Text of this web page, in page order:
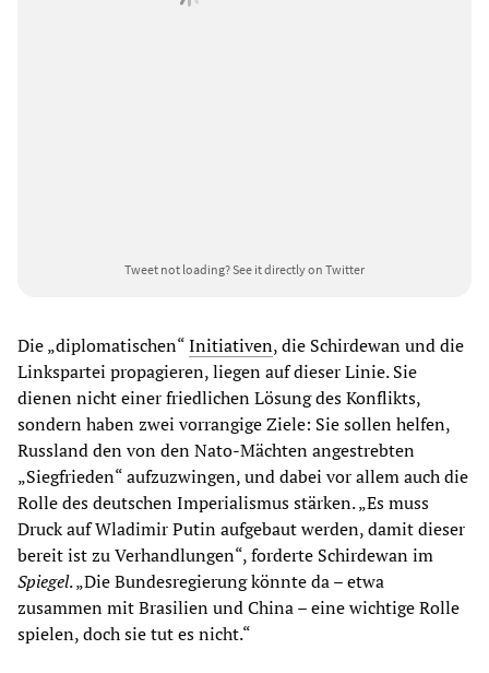
Tweet not loading?See it directly on Twitter
Die „diplomatischen“Initiativen, die Schirdewan und die
Linkspartei propagieren, liegen auf dieser Linie. Sie
dienen nicht einer friedlichen Lösung des Konflikts,
sondern haben zwei vorrangige Ziele: Sie sollen helfen,
Russland den von den Nato-Mächten angestrebten
„Siegfrieden“ aufzuzwingen, und dabei vor allem auch die
Rolle des deutschen Imperialismus stärken. „Es muss
Druck auf Wladimir Putin aufgebaut werden, damit dieser
bereit ist zu Verhandlungen“, forderte Schirdewan im
Spiegel. „Die Bundesregierung könnte da – etwa
zusammen mit Brasilien und China – eine wichtige Rolle
spielen, doch sie tut es nicht.“